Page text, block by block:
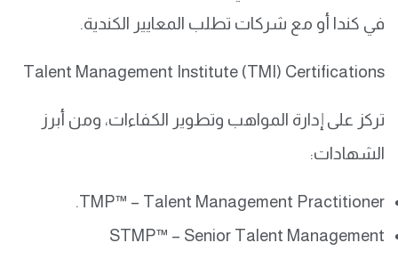
في كندا أو مع شركات تطلب المعايير الكندية.
Talent Management Institute (TMI) Certifications
تركز على إدارة المواهب وتطوير الكفاءات، ومن أبرز
الشهادات:
TMP™ – Talent Management Practitioner.
STMP™ – Senior Talent Management